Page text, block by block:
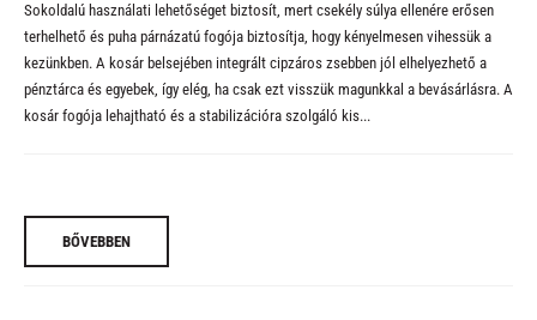
Sokoldalú használati lehetőséget biztosít, mert csekély súlya ellenére erősen
terhelhető és puha párnázatú fogója biztosítja, hogy kényelmesen vihessük a
kezünkben. A kosár belsejében integrált cipzáros zsebben jól elhelyezhető a
pénztárca és egyebek, így elég, ha csak ezt visszük magunkkal a bevásárlásra. A
kosár fogója lehajtható és a stabilizációra szolgáló kis...
BŐVEBBEN